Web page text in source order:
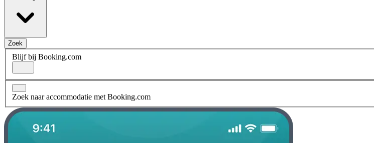
Zoek
Blijf bij Booking.com
Zoek naar accommodatie met Booking.com